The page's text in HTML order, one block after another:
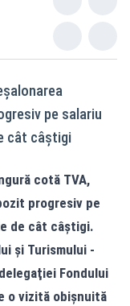
pe salariu
cât câștigi
cotă TVA,
progresiv pe
de cât câștigi.
şi Turismului -
Fondului
o vizită obişnuită